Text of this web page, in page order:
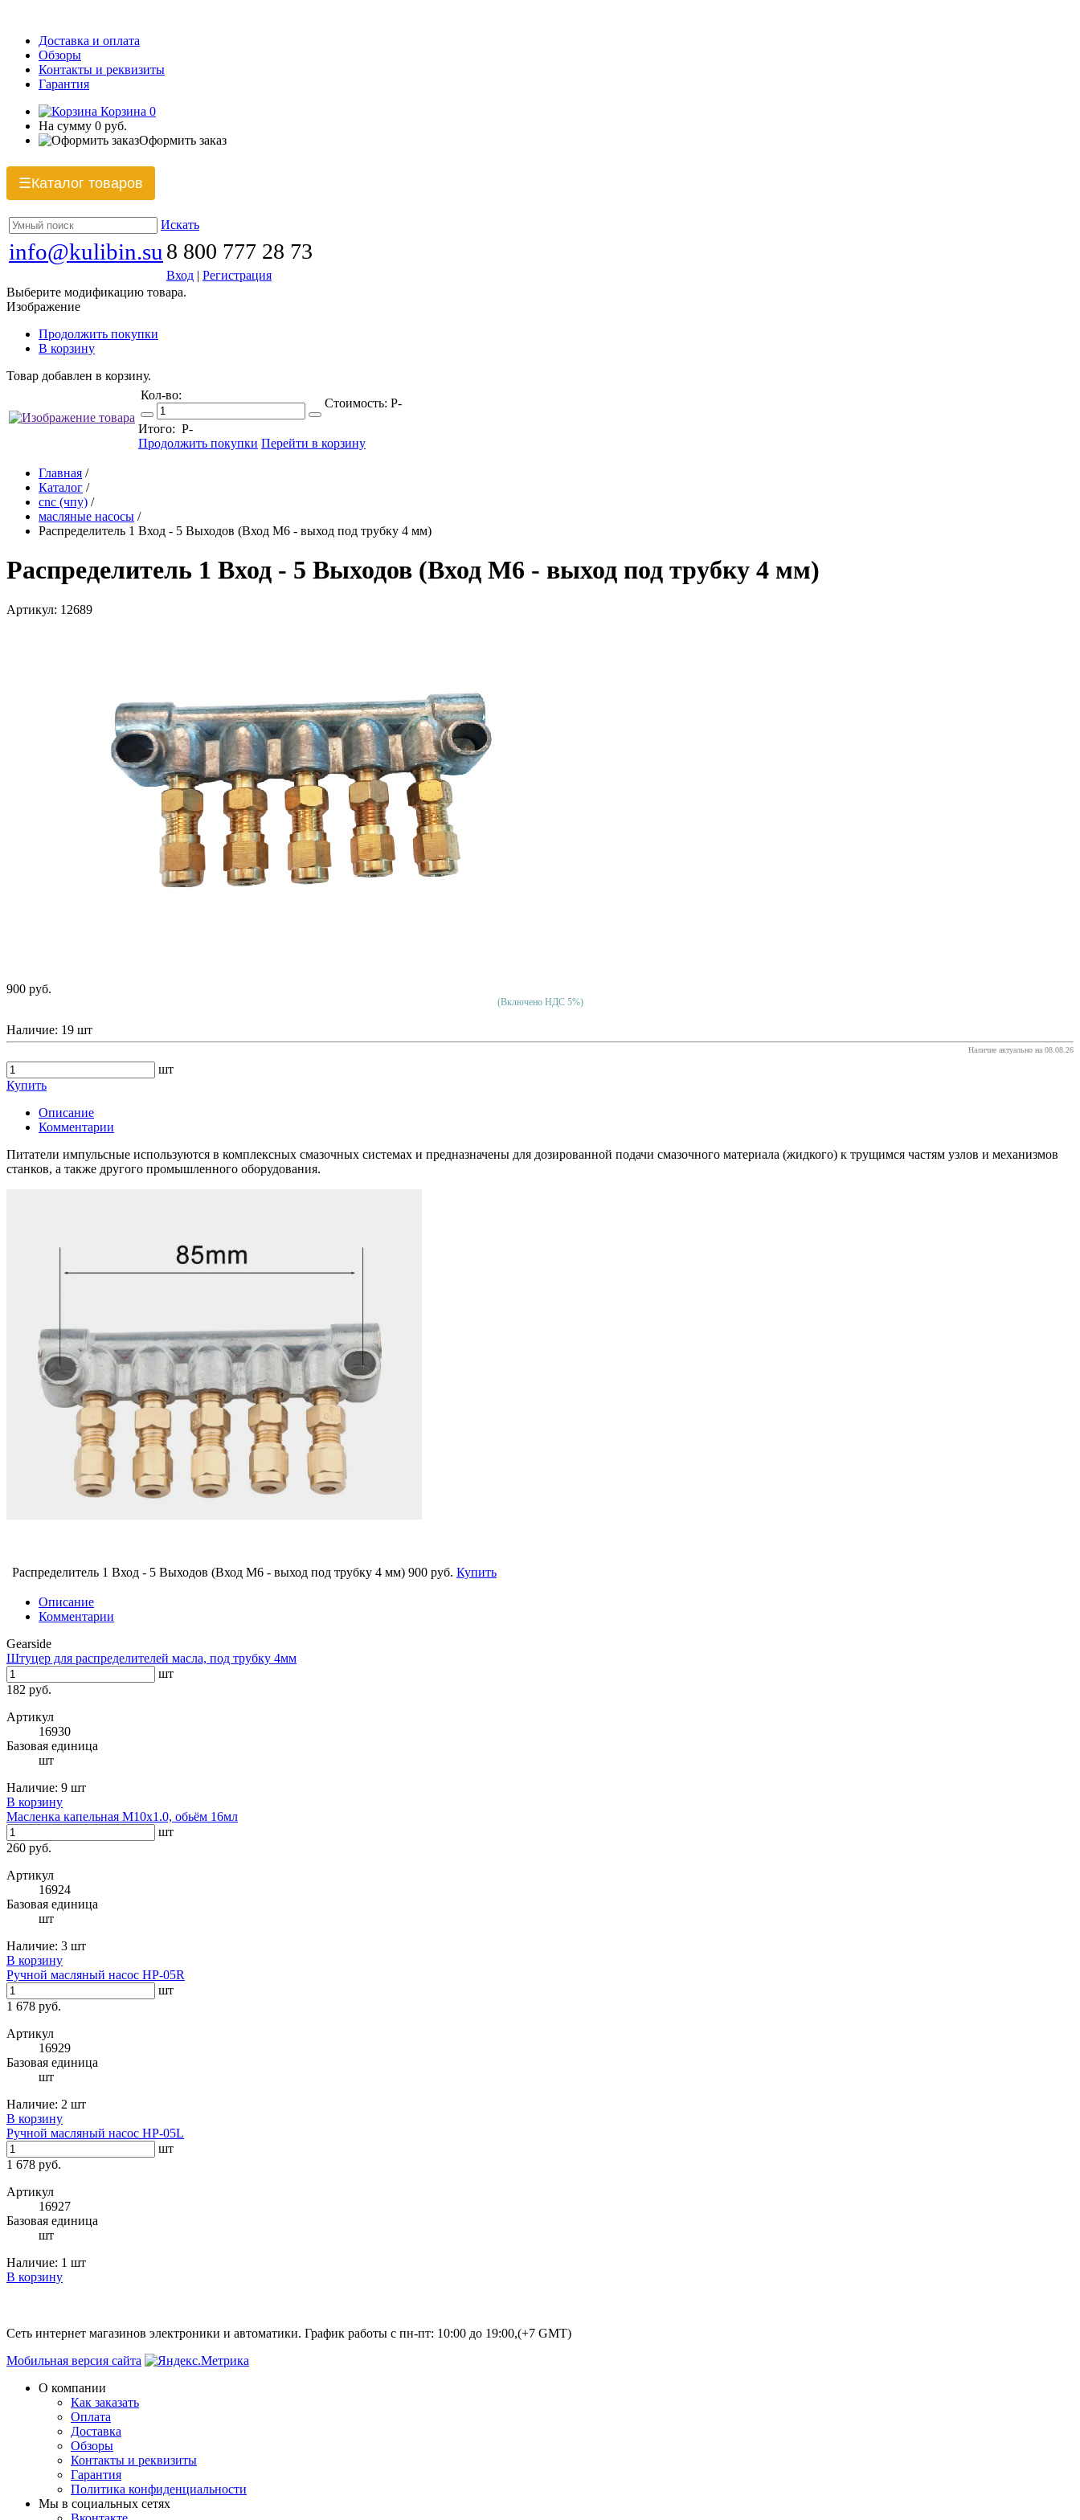
Доставка и оплата
Обзоры
Контакты и реквизиты
Гарантия
Корзина 0
На сумму 0 руб.
Оформить заказ
☰Каталог товаров
Искать
info@kulibin.su 8 800 777 28 73
Вход | Регистрация
Выберите модификацию товара.
Изображение
Продолжить покупки
В корзину
Товар добавлен в корзину.
Кол-во:
Стоимость: Р-
Итого: Р-
Продолжить покупки Перейти в корзину
Главная /
Каталог /
cnc (чпу) /
масляные насосы /
Распределитель 1 Вход - 5 Выходов (Вход М6 - выход под трубку 4 мм)
Распределитель 1 Вход - 5 Выходов (Вход М6 - выход под трубку 4 мм)
Артикул: 12689
900 руб.
(Включено НДС 5%)
Наличие: 19 шт
Наличие актуально на 08.08.26
шт
Купить
Описание
Комментарии
Питатели импульсные используются в комплексных смазочных системах и предназначены для дозированной подачи смазочного материала (жидкого) к трущимся частям узлов и механизмов
станков, а также другого промышленного оборудования.
Распределитель 1 Вход - 5 Выходов (Вход М6 - выход под трубку 4 мм) 900 руб. Купить
Описание
Комментарии
Gearside
Штуцер для распределителей масла, под трубку 4мм
шт
182 руб.
Артикул
16930
Базовая единица
шт
Наличие: 9 шт
В корзину
Масленка капельная M10x1.0, обьём 16мл
шт
260 руб.
Артикул
16924
Базовая единица
шт
Наличие: 3 шт
В корзину
Ручной масляный насос HP-05R
шт
1 678 руб.
Артикул
16929
Базовая единица
шт
Наличие: 2 шт
В корзину
Ручной масляный насос HP-05L
шт
1 678 руб.
Артикул
16927
Базовая единица
шт
Наличие: 1 шт
В корзину
Сеть интернет магазинов электроники и автоматики. График работы с пн-пт: 10:00 до 19:00,(+7 GMT)
Мобильная версия сайта
О компании
Как заказать
Оплата
Доставка
Обзоры
Контакты и реквизиты
Гарантия
Политика конфиденциальности
Мы в cоциальных сетях